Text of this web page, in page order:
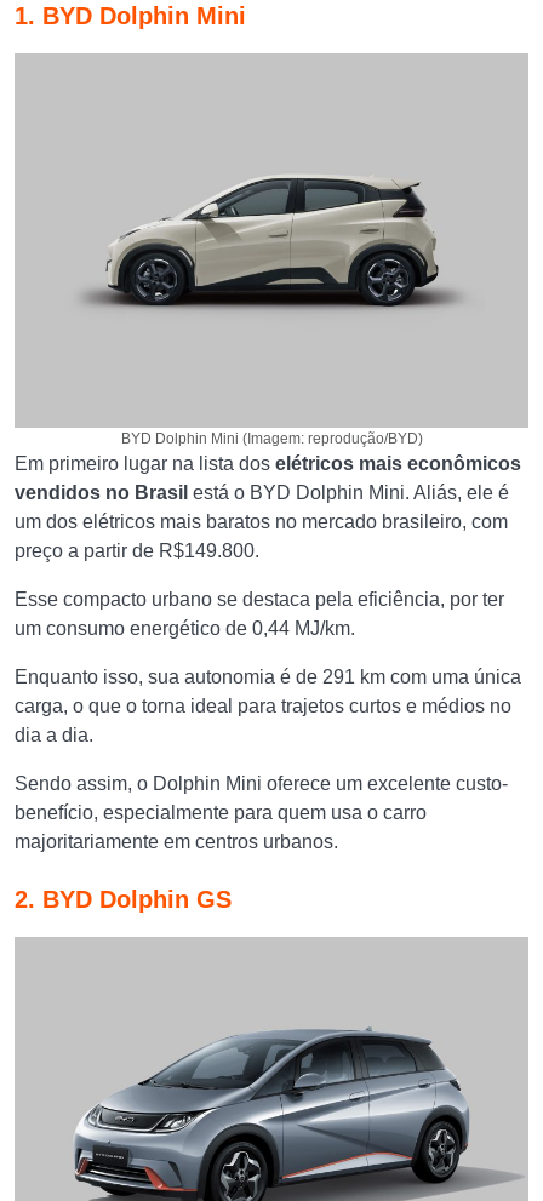
1. BYD Dolphin Mini
BYD Dolphin Mini (Imagem: reprodução/BYD)
Em primeiro lugar na lista dos elétricos mais econômicos
vendidos no Brasil está o BYD Dolphin Mini. Aliás, ele é
um dos elétricos mais baratos no mercado brasileiro, com
preço a partir de R$149.800.
Esse compacto urbano se destaca pela eficiência, por ter
um consumo energético de 0,44 MJ/km.
Enquanto isso, sua autonomia é de 291 km com uma única
carga, o que o torna ideal para trajetos curtos e médios no
dia a dia.
Sendo assim, o Dolphin Mini oferece um excelente custo-
benefício, especialmente para quem usa o carro
majoritariamente em centros urbanos.
2. BYD Dolphin GS